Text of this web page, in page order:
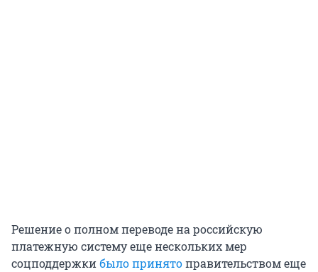
Решение о полном переводе на российскую
платежную систему еще нескольких мер
соцподдержкибыло принятоправительством еще